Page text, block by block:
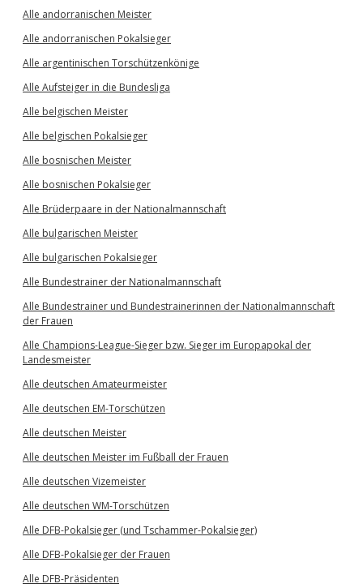
Alle andorranischen Meister
Alle andorranischen Pokalsieger
Alle argentinischen Torschützenkönige
Alle Aufsteiger in die Bundesliga
Alle belgischen Meister
Alle belgischen Pokalsieger
Alle bosnischen Meister
Alle bosnischen Pokalsieger
Alle Brüderpaare in der Nationalmannschaft
Alle bulgarischen Meister
Alle bulgarischen Pokalsieger
Alle Bundestrainer der Nationalmannschaft
Alle Bundestrainer und Bundestrainerinnen der Nationalmannschaft
der Frauen
Alle Champions-League-Sieger bzw. Sieger im Europapokal der
Landesmeister
Alle deutschen Amateurmeister
Alle deutschen EM-Torschützen
Alle deutschen Meister
Alle deutschen Meister im Fußball der Frauen
Alle deutschen Vizemeister
Alle deutschen WM-Torschützen
Alle DFB-Pokalsieger (und Tschammer-Pokalsieger)
Alle DFB-Pokalsieger der Frauen
Alle DFB-Präsidenten